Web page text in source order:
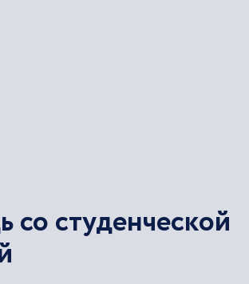
студенческой